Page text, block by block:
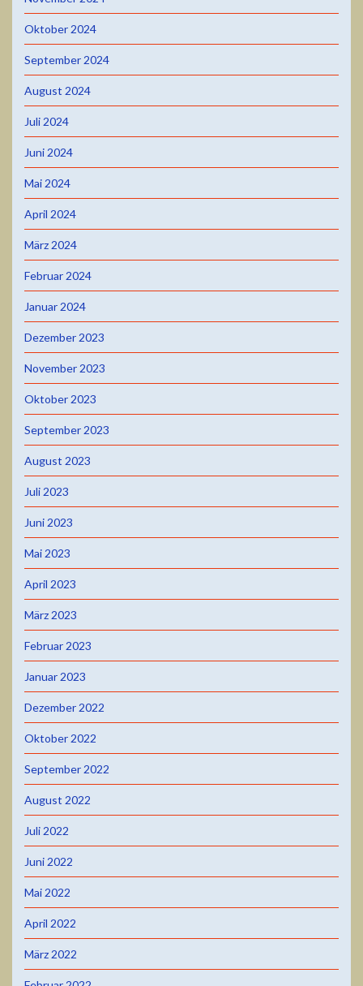
Oktober 2024
September 2024
August 2024
Juli 2024
Juni 2024
Mai 2024
April 2024
März 2024
Februar 2024
Januar 2024
Dezember 2023
November 2023
Oktober 2023
September 2023
August 2023
Juli 2023
Juni 2023
Mai 2023
April 2023
März 2023
Februar 2023
Januar 2023
Dezember 2022
Oktober 2022
September 2022
August 2022
Juli 2022
Juni 2022
Mai 2022
April 2022
März 2022